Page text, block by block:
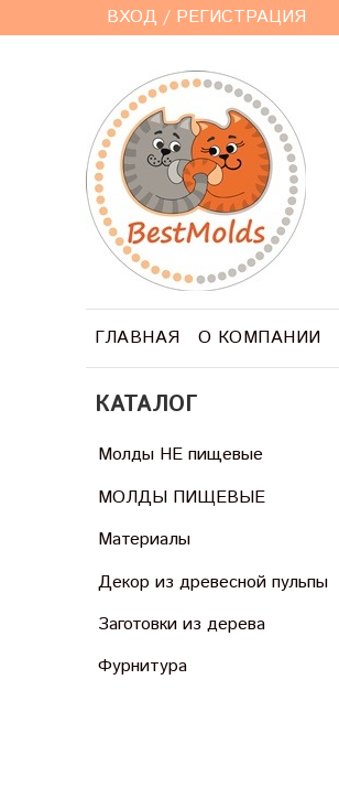
ВХОД / РЕГИСТРАЦИЯ
ГЛАВНАЯ О КОМПАНИИ
КАТАЛОГ
Молды НЕ пищевые
МОЛДЫ ПИЩЕВЫЕ
Материалы
Декор из древесной пульпы
Заготовки из дерева
Фурнитура